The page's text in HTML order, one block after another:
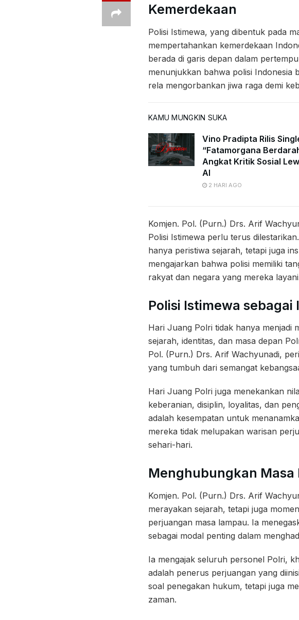
Kemerdekaan
Polisi Istimewa, yang dibentuk pada
mempertahankan kemerdekaan
berada di garis depan dalam
menunjukkan bahwa polisi Indonesia
rela mengorbankan jiwa raga demi
KAMU MUNGKIN SUKA
Vino Pradipta Rilis
“Fatamorgana
Angkat Kritik Sosial
AI
2 HARI AGO
Komjen. Pol. (Purn.) Drs. Arif
Polisi Istimewa perlu terus
hanya peristiwa sejarah, tetapi juga
mengajarkan bahwa polisi memiliki
rakyat dan negara yang mereka
Polisi Istimewa
Hari Juang Polri tidak hanya menjadi
sejarah, identitas, dan masa depan
Pol. (Purn.) Drs. Arif Wachyunadi,
yang tumbuh dari semangat
Hari Juang Polri juga menekankan
keberanian, disiplin, loyalitas, dan
adalah kesempatan untuk
mereka tidak melupakan warisan
sehari-hari.
Menghubungkan Masa
Komjen. Pol. (Purn.) Drs. Arif
merayakan sejarah, tetapi juga
perjuangan masa lampau. Ia
sebagai modal penting dalam
Ia mengajak seluruh personel Polri,
adalah penerus perjuangan yang
soal penegakan hukum, tetapi juga
zaman.